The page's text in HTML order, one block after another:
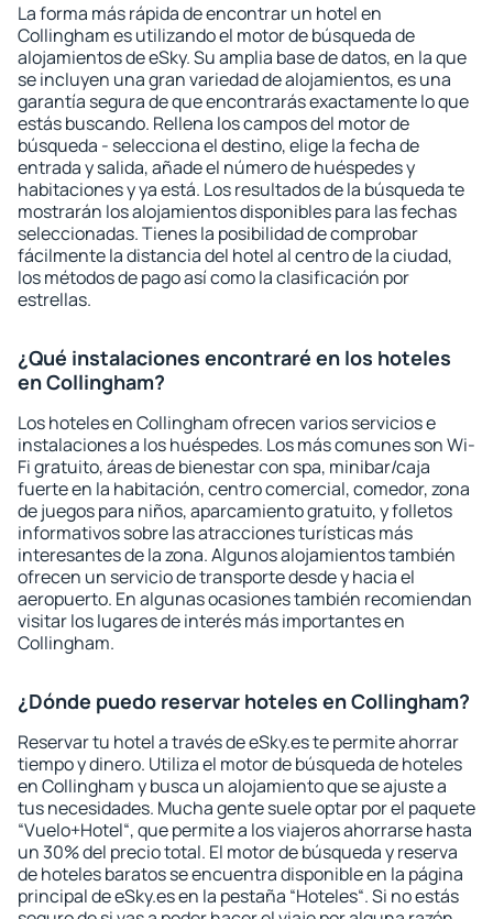
La forma más rápida de encontrar un hotel en
Collingham es utilizando el motor de búsqueda de
alojamientos de eSky. Su amplia base de datos, en la que
se incluyen una gran variedad de alojamientos, es una
garantía segura de que encontrarás exactamente lo que
estás buscando. Rellena los campos del motor de
búsqueda - selecciona el destino, elige la fecha de
entrada y salida, añade el número de huéspedes y
habitaciones y ya está. Los resultados de la búsqueda te
mostrarán los alojamientos disponibles para las fechas
seleccionadas. Tienes la posibilidad de comprobar
fácilmente la distancia del hotel al centro de la ciudad,
los métodos de pago así como la clasificación por
estrellas.
¿Qué instalaciones encontraré en los hoteles
en Collingham?
Los hoteles en Collingham ofrecen varios servicios e
instalaciones a los huéspedes. Los más comunes son Wi-
Fi gratuito, áreas de bienestar con spa, minibar/caja
fuerte en la habitación, centro comercial, comedor, zona
de juegos para niños, aparcamiento gratuito, y folletos
informativos sobre las atracciones turísticas más
interesantes de la zona. Algunos alojamientos también
ofrecen un servicio de transporte desde y hacia el
aeropuerto. En algunas ocasiones también recomiendan
visitar los lugares de interés más importantes en
Collingham.
¿Dónde puedo reservar hoteles en Collingham?
Reservar tu hotel a través de eSky.es te permite ahorrar
tiempo y dinero. Utiliza el motor de búsqueda de hoteles
en Collingham y busca un alojamiento que se ajuste a
tus necesidades. Mucha gente suele optar por el paquete
“Vuelo+Hotel“, que permite a los viajeros ahorrarse hasta
un 30% del precio total. El motor de búsqueda y reserva
de hoteles baratos se encuentra disponible en la página
principal de eSky.es en la pestaña “Hoteles“. Si no estás